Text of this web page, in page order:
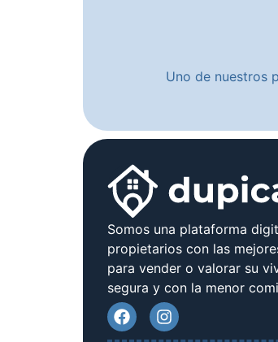
Uno de nuestros
Somos una plataforma
propietarios con las
para vender o valorar su
segura y con la menor